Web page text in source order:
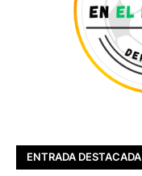
ENTRADA DESTACADA